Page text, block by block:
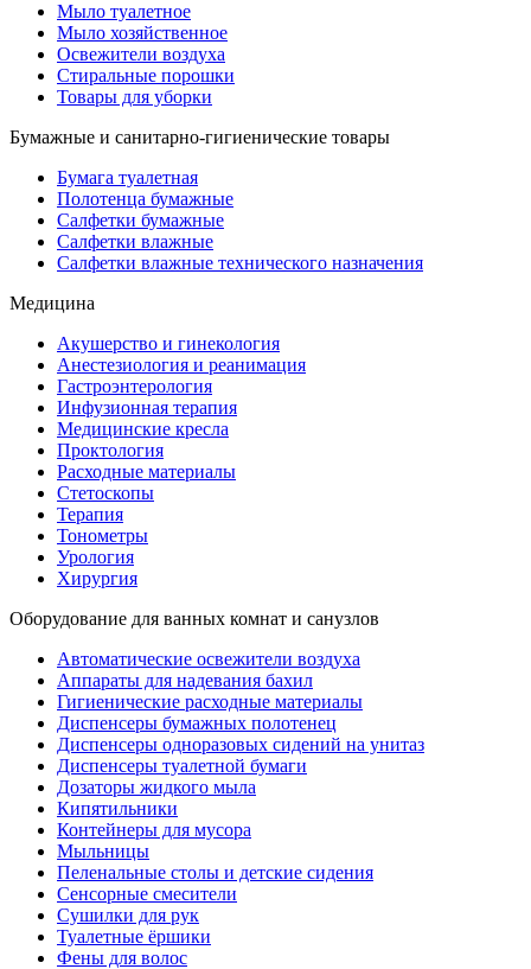
Мыло туалетное
Мыло хозяйственное
Освежители воздуха
Стиральные порошки
Товары для уборки
Бумажные и санитарно-гигиенические товары
Бумага туалетная
Полотенца бумажные
Салфетки бумажные
Салфетки влажные
Салфетки влажные технического назначения
Медицина
Акушерство и гинекология
Анестезиология и реанимация
Гастроэнтерология
Инфузионная терапия
Медицинские кресла
Проктология
Расходные материалы
Стетоскопы
Терапия
Тонометры
Урология
Хирургия
Оборудование для ванных комнат и санузлов
Автоматические освежители воздуха
Аппараты для надевания бахил
Гигиенические расходные материалы
Диспенсеры бумажных полотенец
Диспенсеры одноразовых сидений на унитаз
Диспенсеры туалетной бумаги
Дозаторы жидкого мыла
Кипятильники
Контейнеры для мусора
Мыльницы
Пеленальные столы и детские сидения
Сенсорные смесители
Сушилки для рук
Туалетные ёршики
Фены для волос